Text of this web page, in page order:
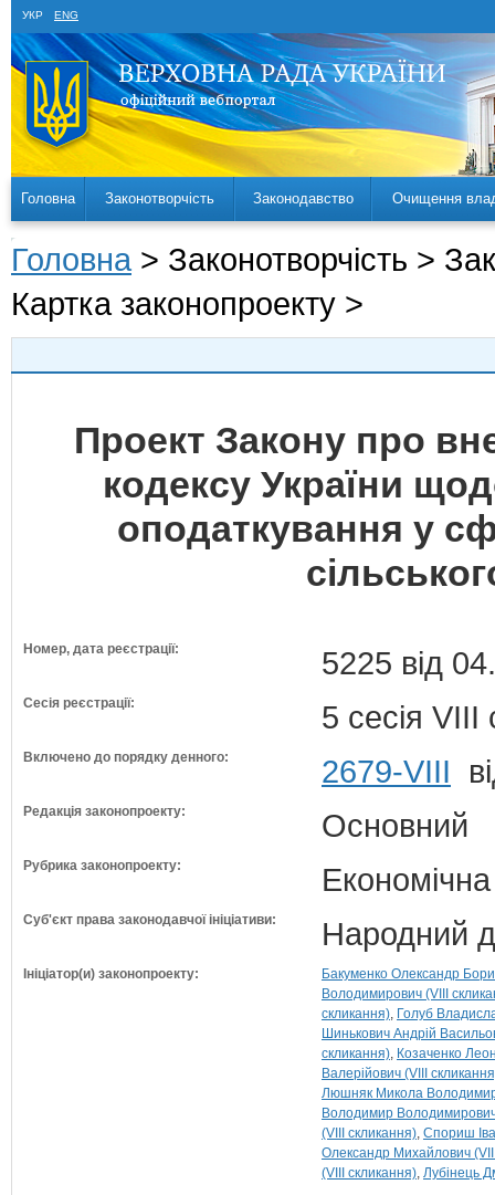
УКР ENG
Головна Законотворчість Законодавство Очищення
Головна > Законотворчість >
Картка законопроекту >
Проект Закону про
кодексу України
оподаткування у
Номер, дата реєстрації: 5225 від
Сесія реєстрації: 5 сесія VIII
Включено до порядку денного: 2679-VIII
Редакція законопроекту: Основний
Рубрика законопроекту:
Суб'єкт права законодавчої ініціативи: Народний
Ініціатор(и) законопроекту:
Бакуменко Олександр
Володимирович (VIII
скликання) Голуб
Шинькович Андрій
скликання) Козаченко
Валерійович (VIII
Люшняк Микола
Володимир
(VIII скликання) Спориш
Олександр Михайлович
(VIII скликання) Лубінець